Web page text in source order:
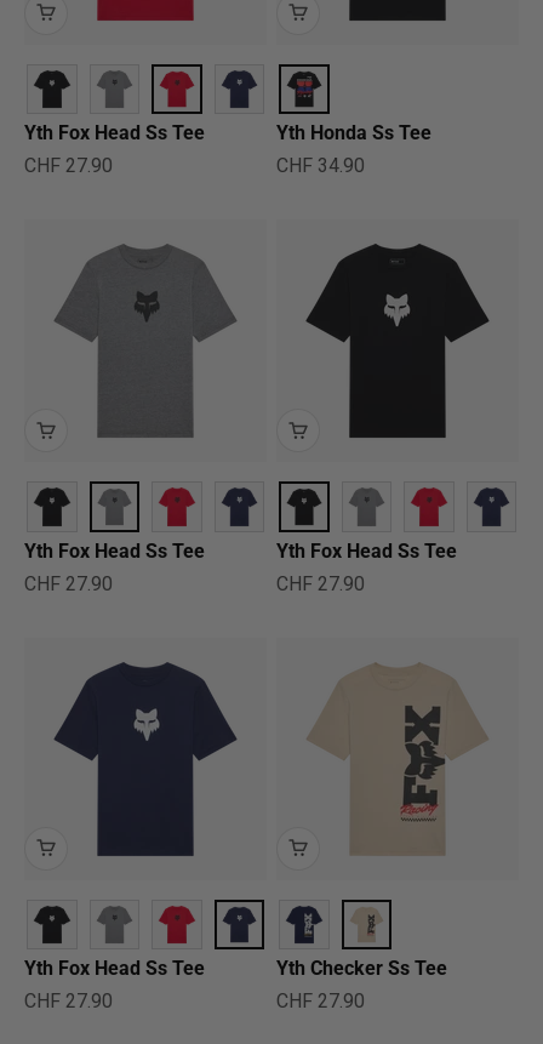
Yth Fox Head Ss Tee
Angebot
CHF 27.90
Yth Honda Ss Tee
Angebot
CHF 34.90
Yth Fox Head Ss Tee
Angebot
CHF 27.90
Yth Fox Head Ss Tee
Angebot
CHF 27.90
Yth Fox Head Ss Tee
Angebot
CHF 27.90
Yth Checker Ss Tee
Angebot
CHF 27.90